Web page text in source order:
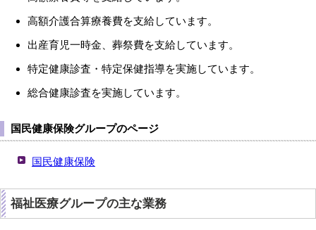
高額介護合算療養費を支給しています。
出産育児一時金、葬祭費を支給しています。
特定健康診査・特定保健指導を実施しています。
総合健康診査を実施しています。
国民健康保険グループのページ
国民健康保険
福祉医療グループの主な業務